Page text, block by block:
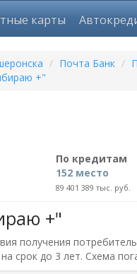
карты
/ Почта Банк /
+"
По кредитам
152 место
89 401 389 тыс. руб.
+"
получения
на срок до 3 лет. Схема